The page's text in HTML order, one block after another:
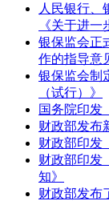
人民银行、
《关于进
银保监会正
作的指导意
银保监会制
（试行）》
国务院印发
财政部发布
财政部印发
财政部印发
知》
财政部发布